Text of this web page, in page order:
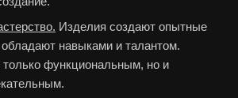
Изделия создают опытные
навыками и талантом.
функциональным, но и